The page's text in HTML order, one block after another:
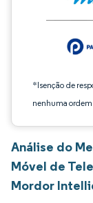
*Isenção de
nenhuma
Análise do
Móvel de
Mordor